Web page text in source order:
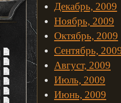
Декабрь, 2009
Ноябрь, 2009
Октябрь, 2009
Сентябрь,
Август, 2009
Июль, 2009
Июнь, 2009